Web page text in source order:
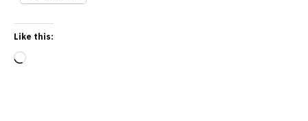
Like this:
Loading…